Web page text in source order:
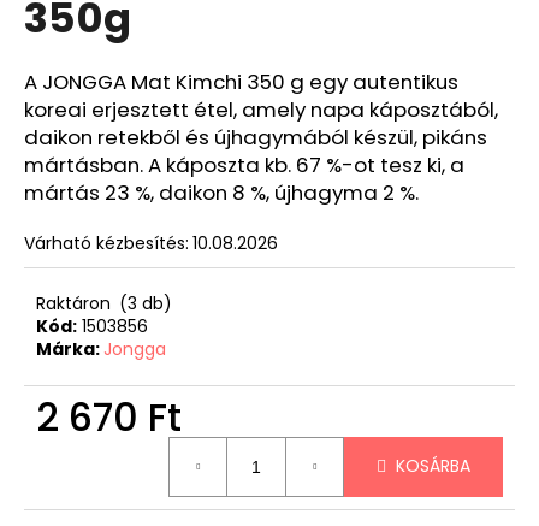
350g
A JONGGA Mat Kimchi 350 g egy autentikus
koreai erjesztett étel, amely napa káposztából,
daikon retekből és újhagymából készül, pikáns
mártásban. A káposzta kb. 67 %-ot tesz ki, a
mártás 23 %, daikon 8 %, újhagyma 2 %.
Várható kézbesítés: 10.08.2026
Raktáron (3 db)
Kód: 1503856
Márka: Jongga
2 670 Ft
KOSÁRBA